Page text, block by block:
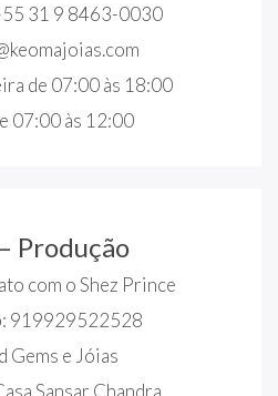
31 9 8463-0030
de 07:00 às 18:00
07:00 às 12:00
Produção
com o Shez Prince
919929522528
Gems e Jóias
Sansar Chandra